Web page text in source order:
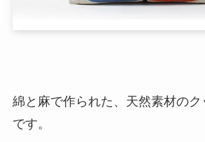
綿と麻で作られた、天然素材の
です。